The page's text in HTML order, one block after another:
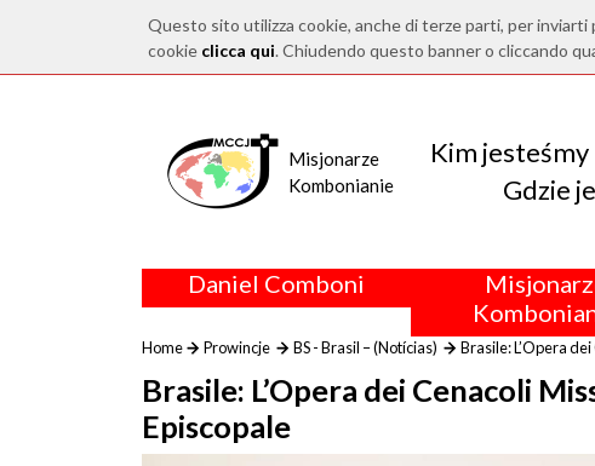
Questo sito utilizza cookie, anche di terze parti, per
cookie clicca qui. Chiudendo questo banner o cliccando
Misjonarze
Kombonianie
Kim jesteśmy
Gdzie
Daniel Comboni
Home Prowincje BS - Brasil – (Notícias) Brasile: L’Opera
Brasile: L’Opera dei Cenacoli
Episcopale